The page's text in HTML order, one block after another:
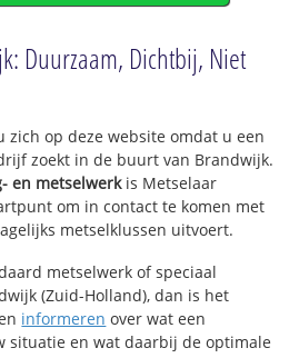
Duurzaam, Dichtbij, Niet
op deze website omdat u een
zoekt in de buurt van Brandwijk.
en metselwerkis Metselaar
om in contact te komen met
metselklussen uitvoert.
metselwerk of speciaal
(Zuid-Holland), dan is het
informeren over wat een
situatie en wat daarbij de optimale